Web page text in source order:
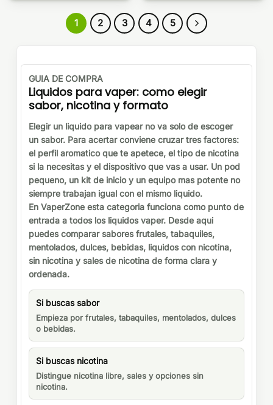
1 2 3 4 5
GUIA DE COMPRA
Liquidos para vaper: como elegir
sabor, nicotina y formato
Elegir un liquido para vapear no va solo de escoger
un sabor. Para acertar conviene cruzar tres factores:
el perfil aromatico que te apetece, el tipo de nicotina
si la necesitas y el dispositivo que vas a usar. Un pod
pequeno, un kit de inicio y un equipo mas potente no
siempre trabajan igual con el mismo liquido.
En VaperZone esta categoria funciona como punto de
entrada a todos los liquidos vaper. Desde aqui
puedes comparar sabores frutales, tabaquiles,
mentolados, dulces, bebidas, liquidos con nicotina,
sin nicotina y sales de nicotina de forma clara y
ordenada.
Si buscas sabor
Empieza por frutales, tabaquiles, mentolados, dulces
o bebidas.
Si buscas nicotina
Distingue nicotina libre, sales y opciones sin
nicotina.